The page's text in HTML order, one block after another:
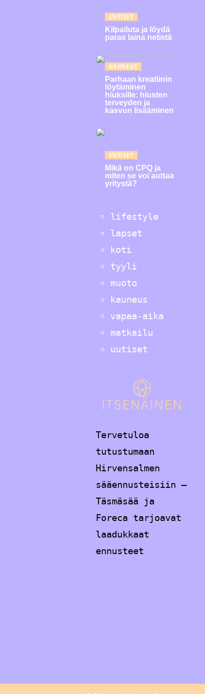
UUTISET
Kilpailuta ja löydä
paras laina netistä
KAUNEUS
Parhaan kreatiinin
löytäminen
hiuksille: hiusten
terveyden ja
kasvun lisääminen
UUTISET
Mikä on CPQ ja
miten se voi auttaa
yritystä?
lifestyle
lapset
koti
tyyli
muoto
kauneus
vapaa-aika
matkailu
uutiset
Tervetuloa
tutustumaan
Hirvensalmen
sääennusteisiin –
Täsmäsää ja
Foreca tarjoavat
laadukkaat
ennusteet